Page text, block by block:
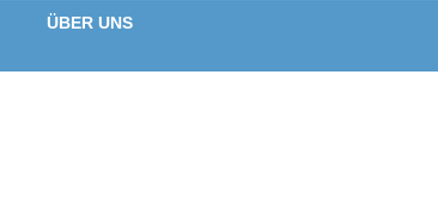
ÜBER UNS